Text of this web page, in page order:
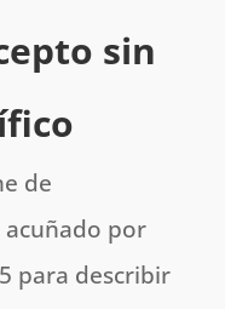
sin
de
por
para describir